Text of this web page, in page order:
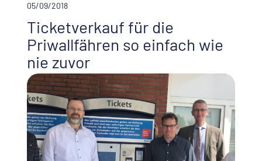
05/09/2018
Ticketverkauf für die
Priwallfähren so einfach wie
nie zuvor